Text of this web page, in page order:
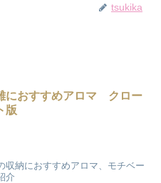
tsukika
におすすめアロマ クロー
版
収納におすすめアロマ、モチベー
介